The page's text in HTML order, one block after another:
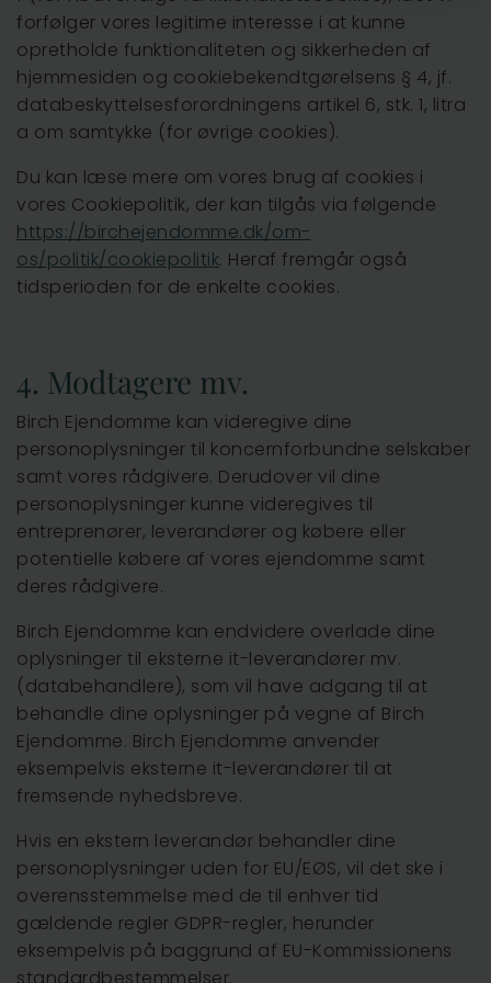
forfølger vores legitime interesse i at kunne
opretholde funktionaliteten og sikkerheden af
hjemmesiden og cookiebekendtgørelsens § 4, jf.
databeskyttelsesforordningens artikel 6, stk. 1, litra
a om samtykke (for øvrige cookies).
Du kan læse mere om vores brug af cookies i
vores Cookiepolitik, der kan tilgås via følgende
https://birchejendomme.dk/om-
os/politik/cookiepolitik. Heraf fremgår også
tidsperioden for de enkelte cookies.
4. Modtagere mv.
Birch Ejendomme kan videregive dine
personoplysninger til koncernforbundne selskaber
samt vores rådgivere. Derudover vil dine
personoplysninger kunne videregives til
entreprenører, leverandører og købere eller
potentielle købere af vores ejendomme samt
deres rådgivere.
Birch Ejendomme kan endvidere overlade dine
oplysninger til eksterne it-leverandører mv.
(databehandlere), som vil have adgang til at
behandle dine oplysninger på vegne af Birch
Ejendomme. Birch Ejendomme anvender
eksempelvis eksterne it-leverandører til at
fremsende nyhedsbreve.
Hvis en ekstern leverandør behandler dine
personoplysninger uden for EU/EØS, vil det ske i
overensstemmelse med de til enhver tid
gældende regler GDPR-regler, herunder
eksempelvis på baggrund af EU-Kommissionens